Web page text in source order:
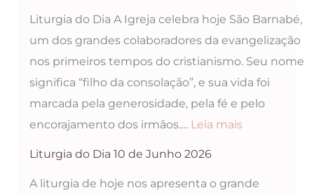
Dia
12
de
Junho
2026
Liturgia do Dia A Igreja celebra hoje São Barnabé,
um dos grandes colaboradores da evangelização
nos primeiros tempos do cristianismo. Seu nome
significa “filho da consolação”, e sua vida foi
marcada pela generosidade, pela fé e pelo
encorajamento dos irmãos.… Leia mais:
Dia
Liturgia do Dia 10 de Junho 2026
A liturgia de hoje nos apresenta o grande